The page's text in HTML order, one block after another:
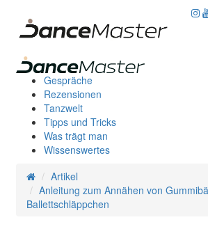
Gespräche
Rezensionen
Tanzwelt
Tipps und Tricks
Was trägt man
Wissenswertes
Artikel
Anleitung zum Annähen von
Ballettschläppchen